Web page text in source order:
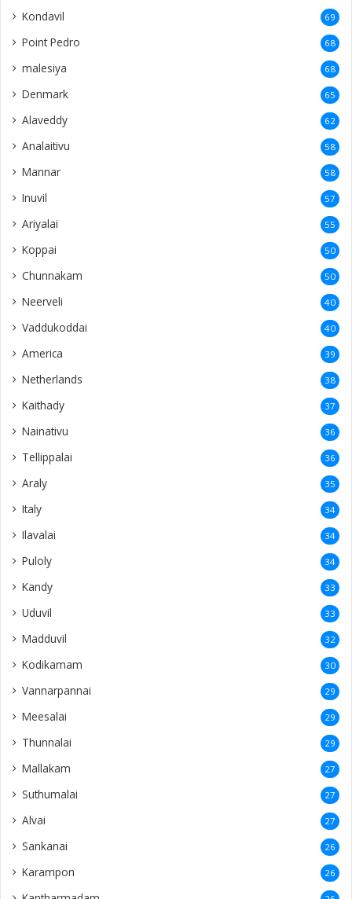
Kondavil 69
Point Pedro 68
malesiya 68
Denmark 65
Alaveddy 62
Analaitivu 58
Mannar 58
Inuvil 57
Ariyalai 55
Koppai 50
Chunnakam 50
Neerveli 40
Vaddukoddai 40
America 39
Netherlands 38
Kaithady 37
Nainativu 36
Tellippalai 36
Araly 35
Italy 34
Ilavalai 34
Puloly 34
Kandy 33
Uduvil 33
Madduvil 32
Kodikamam 30
Vannarpannai 29
Meesalai 29
Thunnalai 29
Mallakam 27
Suthumalai 27
Alvai 27
Sankanai 26
Karampon 26